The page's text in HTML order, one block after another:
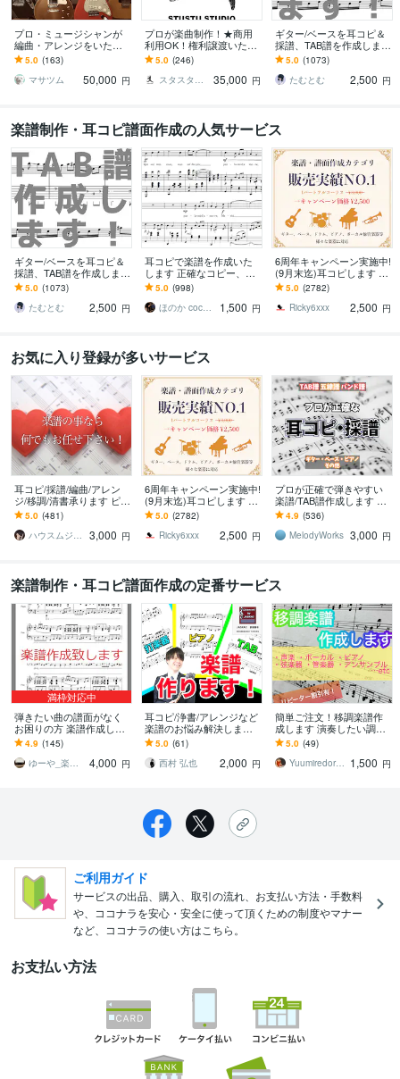
プロ・ミュージシャンが
編曲・アレンジをいたし
ます あなただけのオリジ
ナルメロディを豪華に色
付けします♪
5.0 (163)
マサツム
50,000 円
プロが楽曲制作！★商用
利用OK！権利譲渡いたし
ます プロクリエイターに
よる楽曲制作！お気軽に
ご相談ください♪
5.0 (246)
スタスタスタジオ
35,000 円
ギター/ベースを耳コピ＆
採譜、TAB譜を作成します
その曲、弾けるかも！個
人練習やコピバンにおす
すめです！
5.0 (1073)
たむとむ
2,500 円
楽譜制作・耳コピ譜面作成の人気サービス
ギター/ベースを耳コピ＆
採譜、TAB譜を作成します
その曲、弾けるかも！個
人練習やコピバンにおす
すめです！
5.0 (1073)
たむとむ
2,500 円
耳コピで楽譜を作成いた
します 正確なコピー、素
早い対応、難易度別アレ
ンジもOK！
5.0 (998)
ほのか coconala
1,500 円
6周年キャンペーン実施中!
(9月末迄)耳コピします TA
B譜、ドラム譜可♪ 1パー
トフルコーラス¥2,500
5.0 (2782)
Ricky6xxx
2,500 円
お気に入り登録が多いサービス
耳コピ/採譜/編曲/アレン
ジ/移調/清書承ります ピア
ノ/歌伴奏/管弦/JAZZアド
リブ/コード譜/マスター譜
5.0 (481)
ハウスムジーク
3,000 円
6周年キャンペーン実施中!
(9月末迄)耳コピします TA
B譜、ドラム譜可♪ 1パー
トフルコーラス¥2,500
5.0 (2782)
Ricky6xxx
2,500 円
プロが正確で弾きやすい
楽譜/TAB譜作成します 採
譜実績1000件！あなた
の"弾きたい"をお手伝いし
ます。
4.9 (536)
MelodyWorks 3,000 円
楽譜制作・耳コピ譜面作成の定番サービス
満枠対応中
弾きたい曲の譜面がなく
お困りの方 楽譜作成しま
す 絶対音感を生かした採
譜 伴奏譜 キーボード演奏
も対応！
4.9 (145)
ゆーや_楽譜つくる人
4,000 円
耳コピ/浄書/アレンジなど
楽譜のお悩み解決します J
ASRACと個人包括契約し
ています
5.0 (61)
西村 弘也
2,000 円
簡単ご注文！移調楽譜作
成します 演奏したい調の
楽譜が売っていなくて困
った時に(2曲以上も可)
5.0 (49)
Yuumiredoremi 1,500 円
ご利用ガイド
サービスの出品、購入、取引の流れ、お支払い方法・手数料
や、ココナラを安心・安全に使って頂くための制度やマナー
など、ココナラの使い方はこちら。
お支払い方法